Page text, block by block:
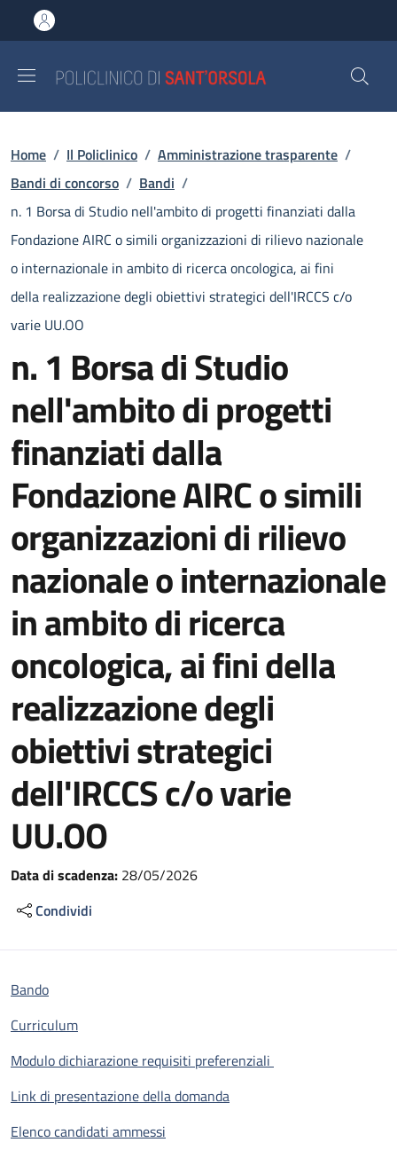
al contenuto principale
to footer content
Briciole di pane
Home / Il Policlinico / Amministrazione trasparente /
Bandi di concorso / Bandi /
n. 1 Borsa di Studio nell'ambito di progetti finanziati dalla
Fondazione AIRC o simili organizzazioni di rilievo nazionale
o internazionale in ambito di ricerca oncologica, ai fini
della realizzazione degli obiettivi strategici dell'IRCCS c/o
varie UU.OO
n. 1 Borsa di Studio
nell'ambito di progetti
finanziati dalla
Fondazione AIRC o simili
organizzazioni di rilievo
nazionale o internazionale
in ambito di ricerca
oncologica, ai fini della
realizzazione degli
obiettivi strategici
dell'IRCCS c/o varie
UU.OO
Data di scadenza: 28/05/2026
Condividi
Bando
Curriculum
Modulo dichiarazione requisiti preferenziali
Link di presentazione della domanda
Elenco candidati ammessi